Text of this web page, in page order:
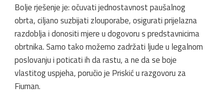
Bolje rješenje je: očuvati jednostavnost paušalnog
obrta, ciljano suzbijati zlouporabe, osigurati prijelazna
razdoblja i donositi mjere u dogovoru s predstavnicima
obrtnika. Samo tako možemo zadržati ljude u legalnom
poslovanju i poticati ih da rastu, a ne da se boje
vlastitog uspjeha, poručio je Priskić u razgovoru za
Fiuman.